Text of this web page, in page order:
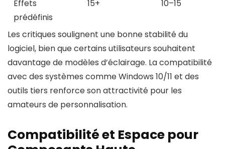
Effets
prédéfinis
15+ 10–15
Les critiques soulignent une bonne stabilité du
logiciel, bien que certains utilisateurs souhaitent
davantage de modèles d’éclairage. La compatibilité
avec des systèmes comme Windows 10/11 et des
outils tiers renforce son attractivité pour les
amateurs de personnalisation.
Compatibilité et Espace pour